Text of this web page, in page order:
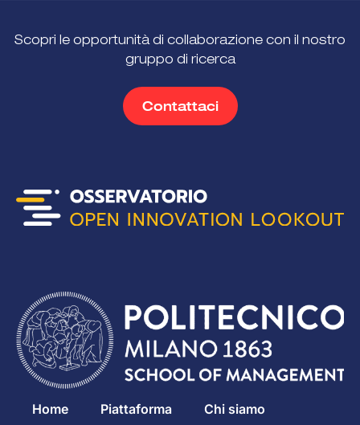
Scopri le opportunità di collaborazione con il nostro
gruppo di ricerca
Contattaci
Home Piattaforma Chi siamo